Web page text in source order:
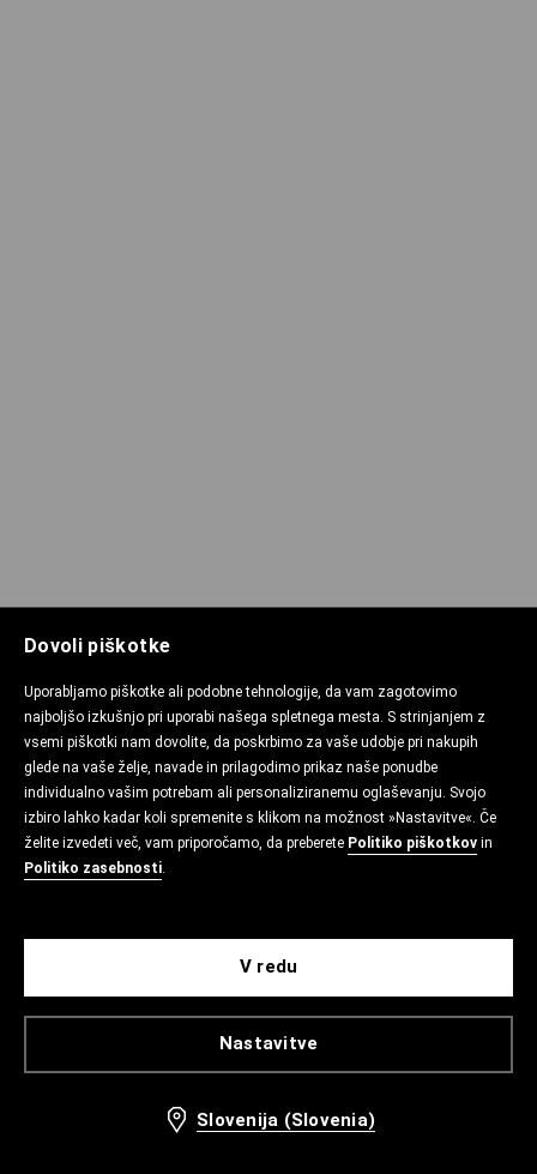
Dovoli piškotke
Uporabljamo piškotke ali podobne tehnologije, da vam zagotovimo
najboljšo izkušnjo pri uporabi našega spletnega mesta. S strinjanjem z
vsemi piškotki nam dovolite, da poskrbimo za vaše udobje pri nakupih
glede na vaše želje, navade in prilagodimo prikaz naše ponudbe
individualno vašim potrebam ali personaliziranemu oglaševanju. Svojo
izbiro lahko kadar koli spremenite s klikom na možnost »Nastavitve«. Če
želite izvedeti več, vam priporočamo, da preberete Politiko piškotkov in
Politiko zasebnosti.
Nastavitve
V redu
Slovenija (Slovenia)